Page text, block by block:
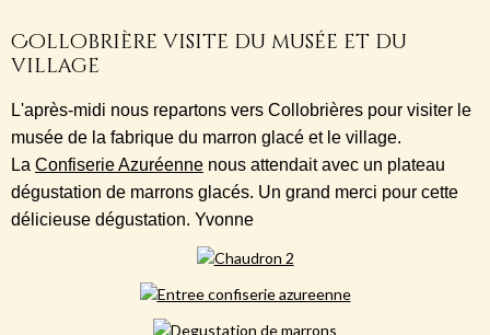
Collobrière visite du musée et du
village
L'après-midi nous repartons vers Collobrières pour visiter le
musée de la fabrique du marron glacé et le village.
La Confiserie Azuréenne nous attendait avec un plateau
dégustation de marrons glacés. Un grand merci pour cette
délicieuse dégustation. Yvonne